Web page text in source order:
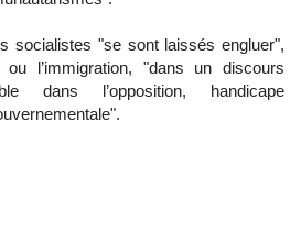
socialistes "se sont laissés engluer",
l’immigration, "dans un discours
dans l’opposition, handicape